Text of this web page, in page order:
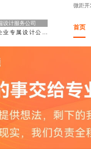
微距开
设计服务公司
做企业专属设计公司
首页